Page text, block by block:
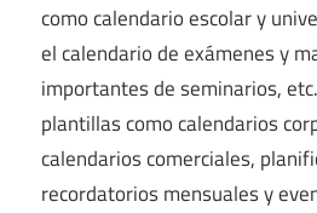
como calendario escolar y
el calendario de exámenes y
importantes de seminarios,
plantillas como calendarios
calendarios comerciales,
recordatorios mensuales y